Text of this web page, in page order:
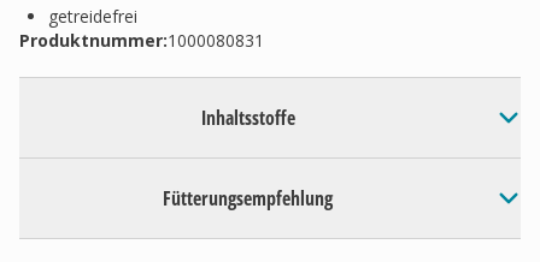
getreidefrei
Produktnummer:1000080831
Inhaltsstoffe
Fütterungsempfehlung